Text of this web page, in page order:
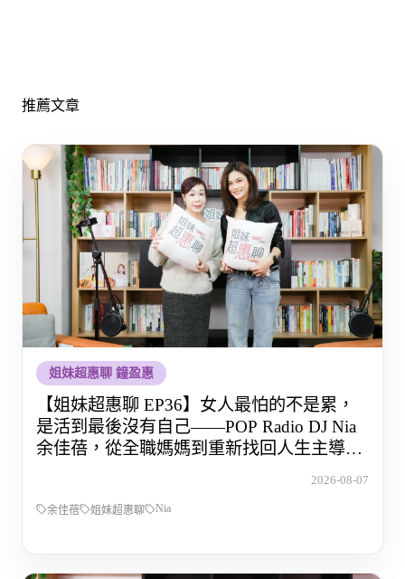
推薦文章
姐妹超惠聊 鐘盈惠
【姐妹超惠聊 EP36】女人最怕的不是累，
是活到最後沒有自己——POP Radio DJ Nia
余佳蓓，從全職媽媽到重新找回人生主導權
2026-08-07
余佳蓓 姐妹超惠聊 Nia